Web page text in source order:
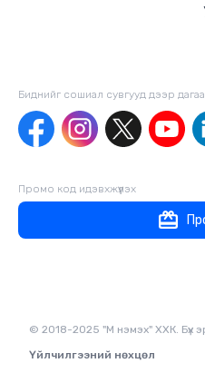
Биднийг сошиал сувгууд дээр
Промо код идэвхжүүлэх
© 2018-2025 "М нэмэх" ХХК. Бүх
Үйлчилгээний нөхцөл